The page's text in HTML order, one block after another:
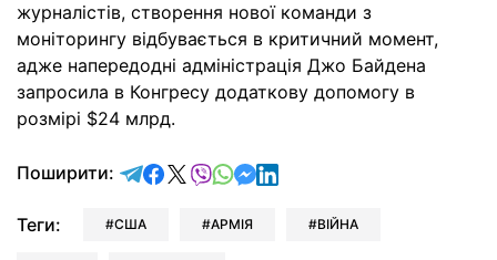
журналістів, створення нової команди з
моніторингу відбувається в критичний момент,
адже напередодні адміністрація Джо Байдена
запросила в Конгресу додаткову допомогу в
розмірі $24 млрд.
Поширити: відправити у Telegram
поділитись у Facebook
поділитись у X
відправити у Viber
відправити у Whatsapp
відправити у Messenger
відправити у LinkedIn
Теги: США АРМІЯ ВІЙНА